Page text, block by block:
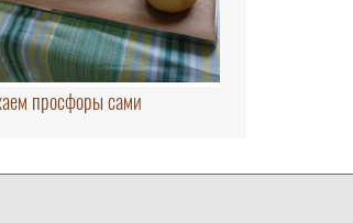
просфоры сами